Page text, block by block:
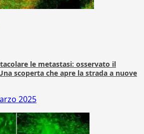
le metastasi: osservato il
scoperta che apre la strada a nuove
2025